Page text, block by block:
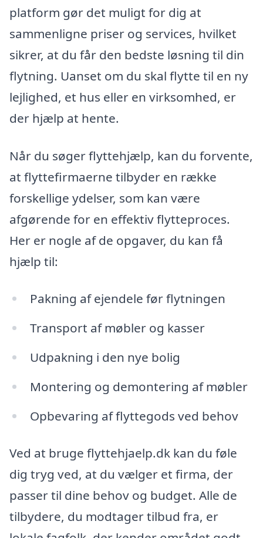
platform gør det muligt for dig at
sammenligne priser og services, hvilket
sikrer, at du får den bedste løsning til din
flytning. Uanset om du skal flytte til en ny
lejlighed, et hus eller en virksomhed, er
der hjælp at hente.
Når du søger flyttehjælp, kan du forvente,
at flyttefirmaerne tilbyder en række
forskellige ydelser, som kan være
afgørende for en effektiv flytteproces.
Her er nogle af de opgaver, du kan få
hjælp til:
Pakning af ejendele før flytningen
Transport af møbler og kasser
Udpakning i den nye bolig
Montering og demontering af møbler
Opbevaring af flyttegods ved behov
Ved at bruge flyttehjaelp.dk kan du føle
dig tryg ved, at du vælger et firma, der
passer til dine behov og budget. Alle de
tilbydere, du modtager tilbud fra, er